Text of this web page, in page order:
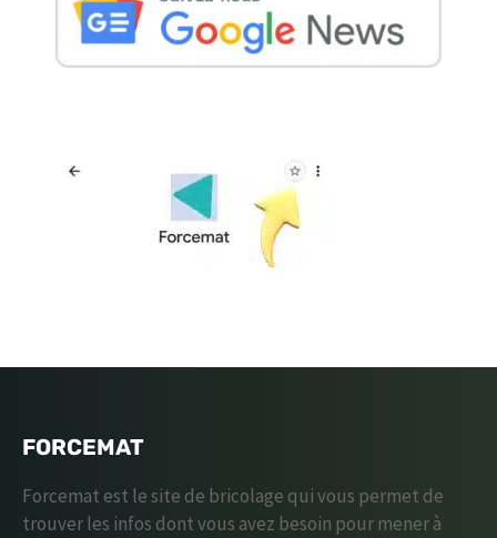
FORCEMAT
Forcemat est le site de bricolage qui vous permet de
trouver les infos dont vous avez besoin pour mener à